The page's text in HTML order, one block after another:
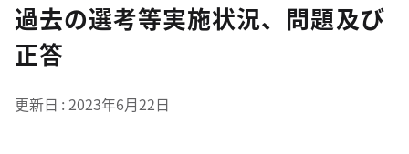
過去の選考等実施状況、問題及び
正答
更新日 2023年6月22日